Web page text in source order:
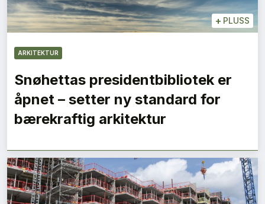
+ PLUSS
ARKITEKTUR
Snøhettas presidentbibliotek er
åpnet – setter ny standard for
bærekraftig arkitektur